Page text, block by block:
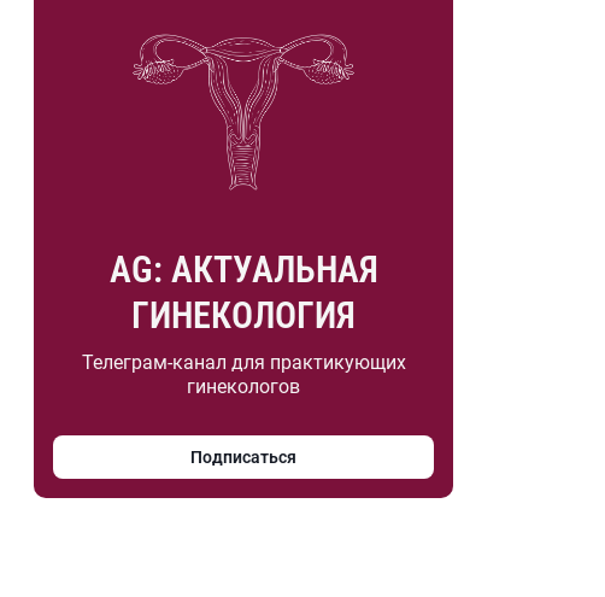
AG: АКТУАЛЬНАЯ
ГИНЕКОЛОГИЯ
Телеграм-канал для практикующих
гинекологов
Подписаться